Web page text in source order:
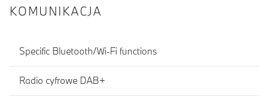
KOMUNIKACJA
Specific Bluetooth/Wi-Fi functions
Radio cyfrowe DAB+